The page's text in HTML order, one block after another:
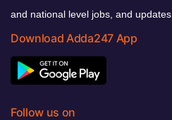
and national level jobs, and updates.
Download Adda247 App
Follow us on